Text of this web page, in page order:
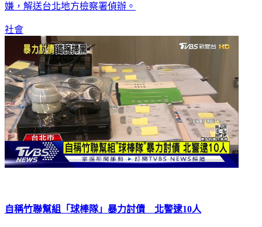
嫌，解送台北地方檢察署偵辦。
社會
自稱竹聯幫組「球棒隊」暴力討債 北警逮10人